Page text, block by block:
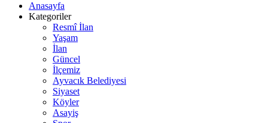
Anasayfa
Kategoriler
Resmî İlan
Yaşam
İlan
Güncel
İlçemiz
Ayvacık Belediyesi
Siyaset
Köyler
Asayiş